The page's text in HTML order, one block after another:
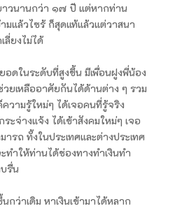
วนานกว่า ๑๗ ปี แต่หากท่าน
แล้วไซร้ ก็สุดแท้แล้วแต่วาสนา
ลี่ยงไม่ได้
ดในระดับที่สูงขึ้น มีเพื่อนฝูงพี่น้อง
ยเหลืออาศัยกันได้ด้านต่าง ๆ รวม
วามรู้ใหม่ๆ ได้เจอคนที่รู้จริง
ะจ่างแจ้ง ได้เข้าสังคมใหม่ๆ เจอ
รถ ทั้งในประเทศและต่างประเทศ
ำให้ท่านได้ช่องทางทำเงินทำ
รื่น
กว่าเดิม หาเงินเข้ามาได้หลาก